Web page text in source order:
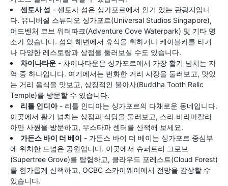
센토사 섬 - 센토사 섬은 싱가포르에서 인기 있는 관광지입니
다. 유니버셜 스튜디오 싱가포르(Universal Studios Singapore),
어드벤처 코브 워터파크(Adventure Cove Waterpark) 및 기타 명
소가 있습니다. 섬의 해변에서 휴식을 취하거나 케이블카를 타거
나 다양한 레스토랑과 상점을 둘러보실 수도 있습니다.
차이나타운 - 차이나타운은 싱가포르에서 가장 활기 넘치는 지
역 중 하나입니다. 여기에서는 번화한 거리 시장을 둘러보고, 맛있
는 거리 음식을 맛보고, 상징적인 불아사(Buddha Tooth Relic
Temple)를 방문할 수 있습니다.
리틀 인디아- 리틀 인디아는 싱가포르의 다채로운 동네입니다.
이곳에서 활기 넘치는 상점과 식당을 둘러보고, 스리 비라마칼리
아만 사원을 방문하고, 무스타파 센터를 산책해 보세요.
가든스 바이 더 베이 - 가든스 바이 더 베이는 싱가포르 중심부
에 위치한 드넓은 공원입니다. 이곳에서 슈퍼트리 그로브
(Supertree Grove)를 탐험하고, 클라우드 포레스트(Cloud Forest)
를 한가롭게 산책하고, OCBC 스카이웨이에서 전망을 감상할 수
있습니다.